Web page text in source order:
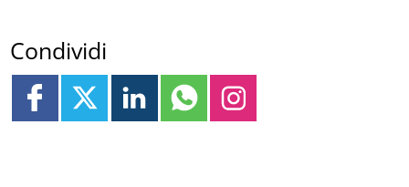
Condividi